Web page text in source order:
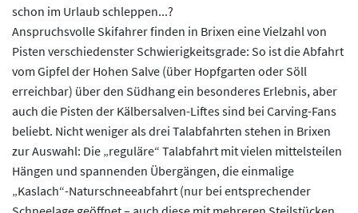
schon im Urlaub schleppen...?
Anspruchsvolle Skifahrer finden in Brixen eine Vielzahl von
Pisten verschiedenster Schwierigkeitsgrade: So ist die Abfahrt
vom Gipfel der Hohen Salve (über Hopfgarten oder Söll
erreichbar) über den Südhang ein besonderes Erlebnis, aber
auch die Pisten der Kälbersalven-Liftes sind bei Carving-Fans
beliebt. Nicht weniger als drei Talabfahrten stehen in Brixen
zur Auswahl: Die „reguläre“ Talabfahrt mit vielen mittelsteilen
Hängen und spannenden Übergängen, die einmalige
„Kaslach“-Naturschneeabfahrt (nur bei entsprechender